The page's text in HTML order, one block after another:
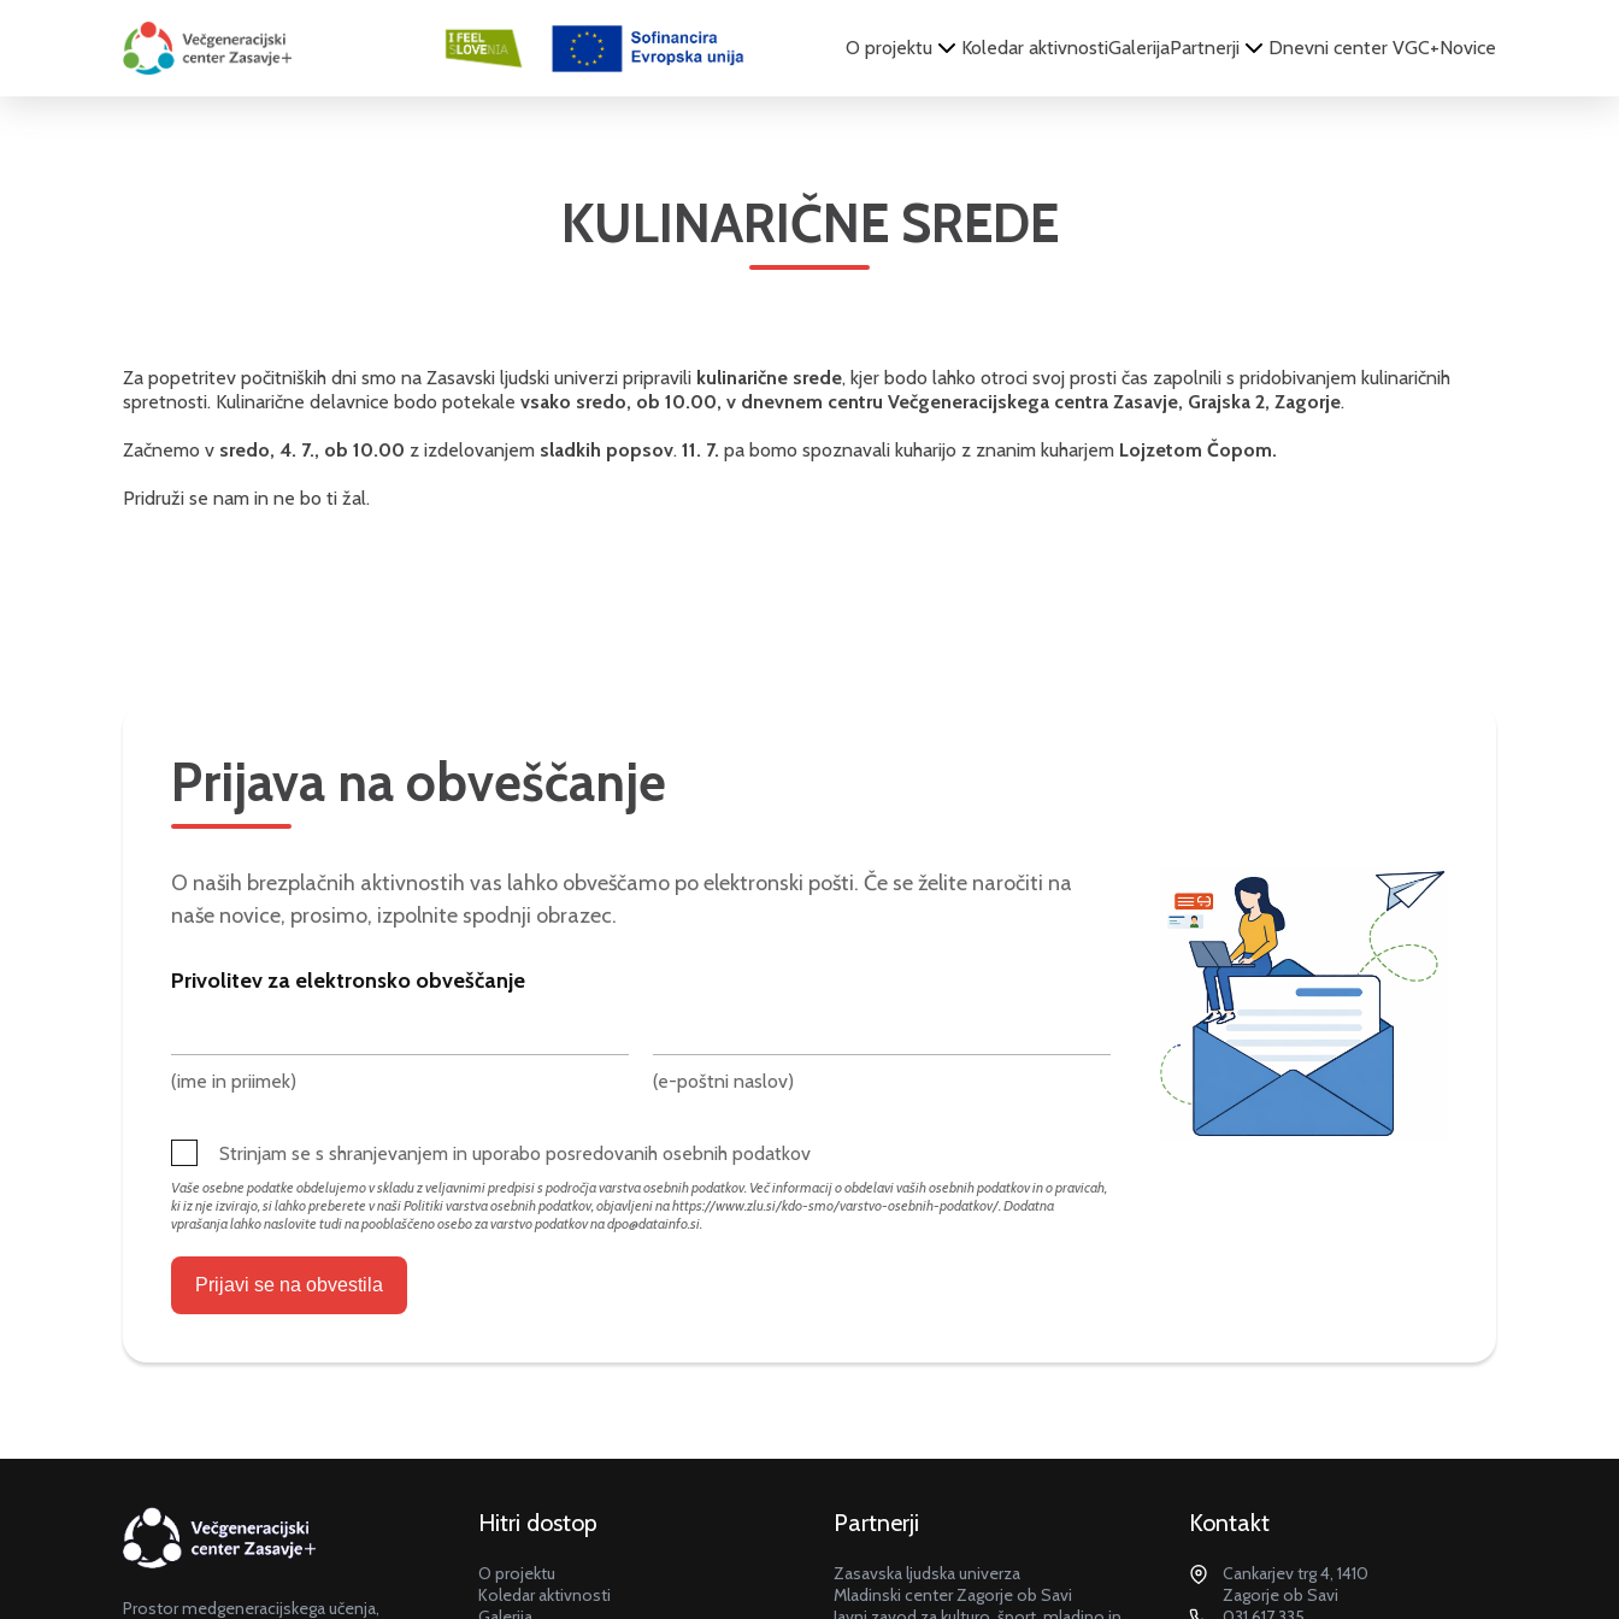
O projektu Koledar aktivnostiGalerijaPartnerji Dnevni center VGC+Novice
KULINARIČNE SREDE
Za popetritev počitniških dni smo na Zasavski ljudski univerzi pripravili kulinarične srede, kjer bodo lahko otroci svoj prosti čas zapolnili s pridobivanjem kulinaričnih
spretnosti. Kulinarične delavnice bodo potekale vsako sredo, ob 10.00, v dnevnem centru Večgeneracijskega centra Zasavje, Grajska 2, Zagorje.
Začnemo v sredo, 4. 7., ob 10.00 z izdelovanjem sladkih popsov. 11. 7. pa bomo spoznavali kuharijo z znanim kuharjem Lojzetom Čopom.
Pridruži se nam in ne bo ti žal.
Prijava na obveščanje
O naših brezplačnih aktivnostih vas lahko obveščamo po elektronski pošti. Če se želite naročiti na
naše novice, prosimo, izpolnite spodnji obrazec.
Privolitev za elektronsko obveščanje
(ime in priimek) (e-poštni naslov)
Strinjam se s shranjevanjem in uporabo posredovanih osebnih podatkov
Vaše osebne podatke obdelujemo v skladu z veljavnimi predpisi s področja varstva osebnih podatkov. Več informacij o obdelavi vaših osebnih podatkov in o pravicah,
ki iz nje izvirajo, si lahko preberete v naši Politiki varstva osebnih podatkov, objavljeni nahttps://www.zlu.si/kdo-smo/varstvo-osebnih-podatkov/. Dodatna
vprašanja lahko naslovite tudi na pooblaščeno osebo za varstvo podatkov nadpo@datainfo.si.
Prijavi se na obvestila
Prostor medgeneracijskega učenja,
Hitri dostop
O projektu
Koledar aktivnosti
Partnerji
Zasavska ljudska univerza
Mladinski center Zagorje ob Savi
Kontakt
Cankarjev trg 4, 1410
Zagorje ob Savi